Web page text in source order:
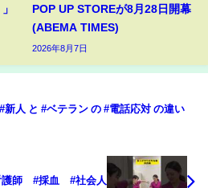
POP UP STOREが8月28日開幕
(ABEMA TIMES)
2026年8月7日
新人 と #ベテラン の #電話応対 の違い
護師 #採血 #社会人